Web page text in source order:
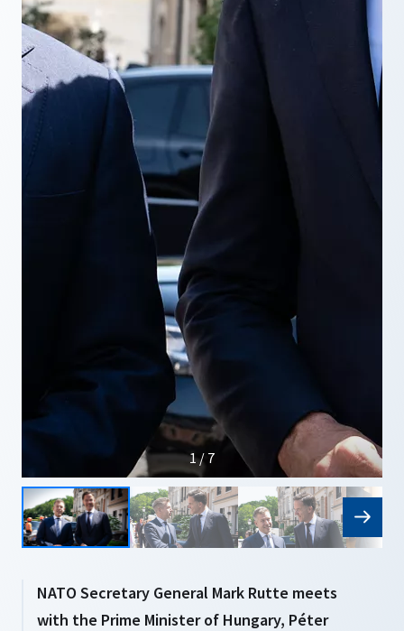
1 / 7
NATO Secretary General Mark Rutte meets
with the Prime Minister of Hungary, Péter